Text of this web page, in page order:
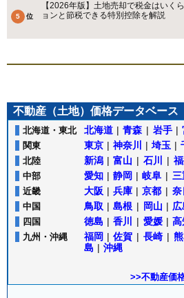
【2026年版】土地売却で税金はい
ョンと節税できる特別控除を解説
不動産（土地）価格データベース
北海道・東北 北海道 | 青森 | 岩手 |
関東 東京 | 神奈川 | 埼玉 |
北陸 新潟 | 富山 | 石川 |
中部 愛知 | 静岡 | 岐阜 | 三
近畿 大阪 | 兵庫 | 京都 | 奈
中国 鳥取 | 島根 | 岡山 | 広
四国 徳島 | 香川 | 愛媛 | 高
九州・沖縄 福岡 | 佐賀 | 長崎 |
島 | 沖縄
>>不動産価